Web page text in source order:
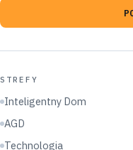
STREFY
Inteligentny Dom
AGD
Technologia